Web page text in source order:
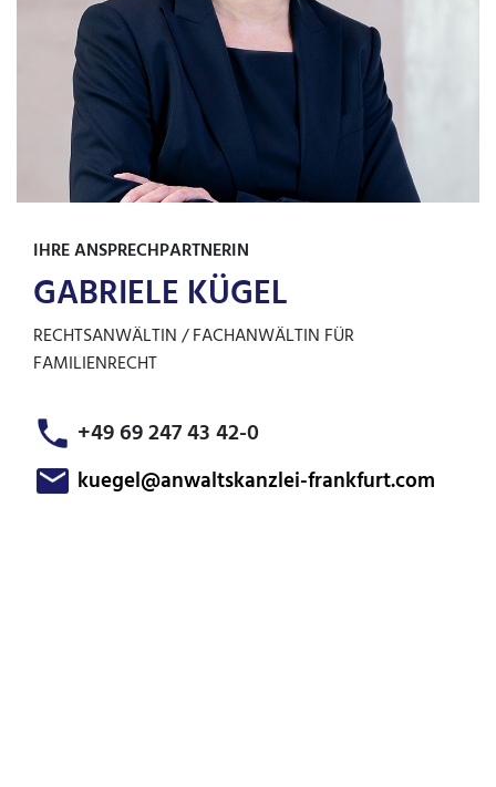
IHRE ANSPRECHPARTNERIN
GABRIELE KÜGEL
RECHTSANWÄLTIN / FACHANWÄLTIN FÜR
FAMILIENRECHT
+49 69 247 43 42-0
kuegel@anwaltskanzlei-frankfurt.com